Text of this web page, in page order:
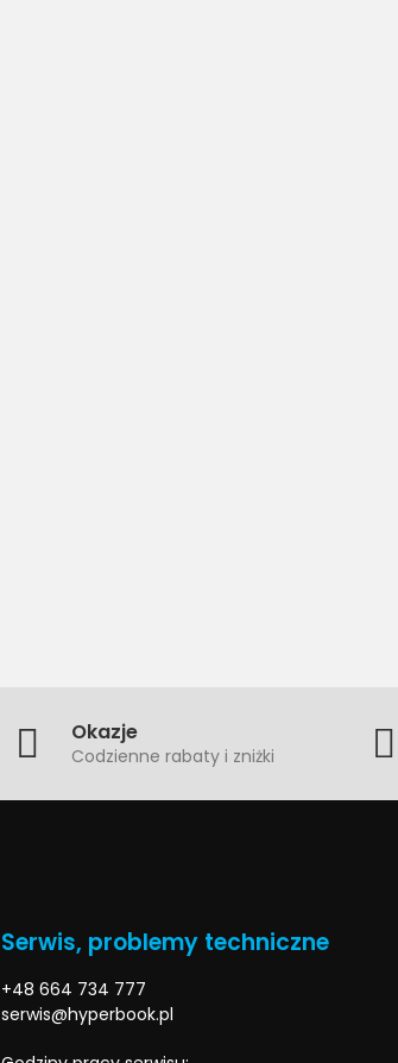
Okazje
Codzienne rabaty i zniżki
Serwis, problemy techniczne
+48 664 734 777
serwis@hyperbook.pl